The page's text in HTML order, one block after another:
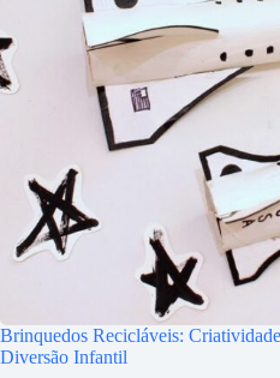
Brinquedos Recicláveis:
Diversão Infantil